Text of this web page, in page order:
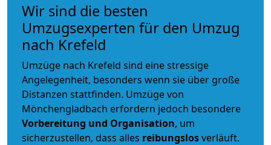
Wir sind die besten
Umzugsexperten für den Umzug
nach Krefeld
Umzüge nach Krefeld sind eine stressige
Angelegenheit, besonders wenn sie über große
Distanzen stattfinden. Umzüge von
Mönchengladbach erfordern jedoch besondere
Vorbereitung und Organisation, um
sicherzustellen, dass alles reibungslosverläuft.